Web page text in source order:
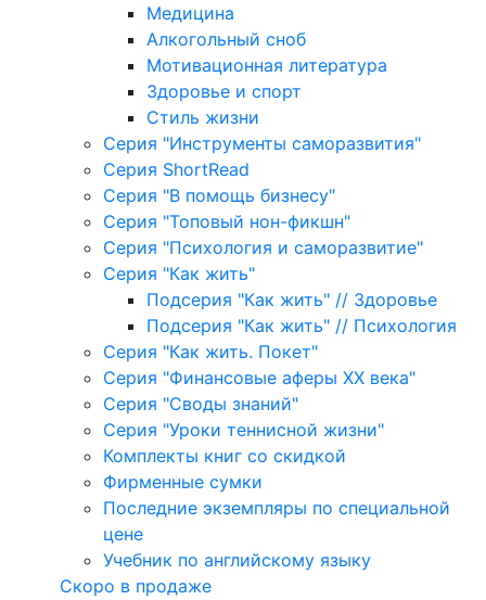
Медицина
Алкогольный сноб
Мотивационная литература
Здоровье и спорт
Стиль жизни
Серия "Инструменты саморазвития"
Серия ShortRead
Серия "В помощь бизнесу"
Серия "Топовый нон-фикшн"
Серия "Психология и саморазвитие"
Серия "Как жить"
Подсерия "Как жить" // Здоровье
Подсерия "Как жить" // Психология
Серия "Как жить. Покет"
Серия "Финансовые аферы XX века"
Серия "Своды знаний"
Серия "Уроки теннисной жизни"
Комплекты книг со скидкой
Фирменные сумки
Последние экземпляры по специальной
цене
Учебник по английскому языку
Скоро в продаже